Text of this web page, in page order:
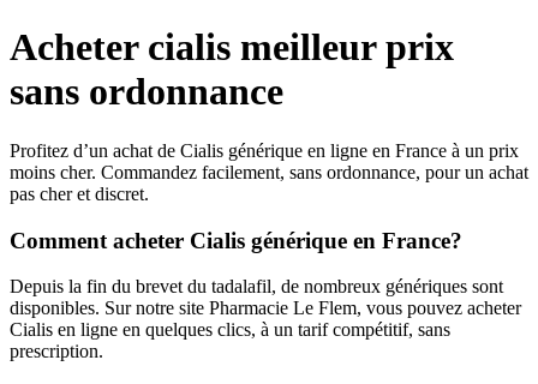
Acheter cialis meilleur prix
sans ordonnance
Profitez d’un achat de Cialis générique en ligne en France à un prix
moins cher. Commandez facilement, sans ordonnance, pour un achat
pas cher et discret.
Comment acheter Cialis générique en France?
Depuis la fin du brevet du tadalafil, de nombreux génériques sont
disponibles. Sur notre site Pharmacie Le Flem, vous pouvez acheter
Cialis en ligne en quelques clics, à un tarif compétitif, sans
prescription.